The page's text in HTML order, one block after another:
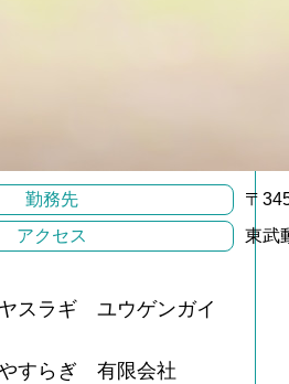
勤務先
〒
アクセス
東武
スラギ ユウゲンガイ
すらぎ 有限会社